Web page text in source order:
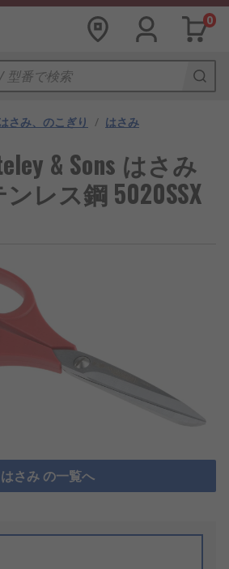
0
さみ、のこぎり / はさみ
& Sons はさみ
レス鋼 5020SSX
はさみ の一覧へ